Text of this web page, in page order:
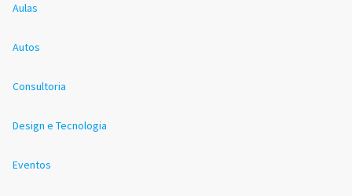
Aulas
Autos
Consultoria
Design e Tecnologia
Eventos